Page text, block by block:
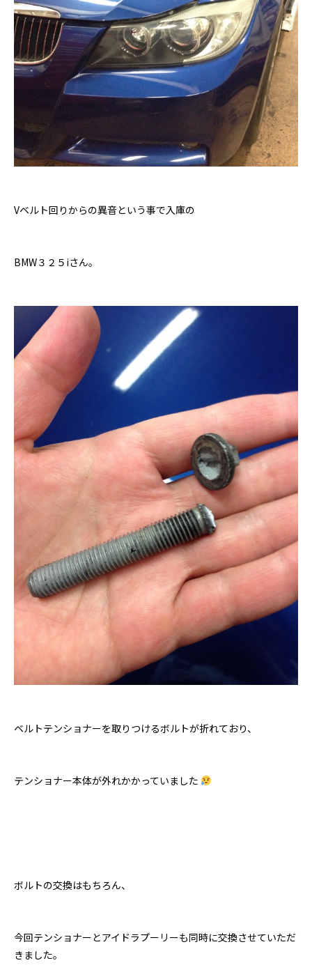
Vベルト回りからの異音という事で入庫の
BMW３２５iさん。
ベルトテンショナーを取りつけるボルトが折れており、
テンショナー本体が外れかかっていました
ボルトの交換はもちろん、
今回テンショナーとアイドラプーリーも同時に交換させていただ
きました。